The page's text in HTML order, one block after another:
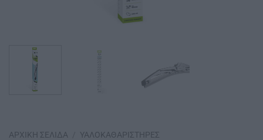
ΑΡΧΙΚΉ ΣΕΛΊΔΑ ΥΑΛΟΚΑΘΑΡΙΣΤΉΡΕΣ